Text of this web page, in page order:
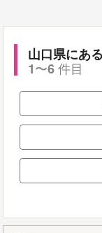
山口県にあ
1〜6件目